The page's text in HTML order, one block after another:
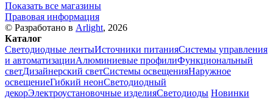
Показать все магазины
Правовая информация
© Разработано в Arlight, 2026
Каталог
Светодиодные лентыИсточники питанияСистемы управления
и автоматизацииАлюминиевые профилиФункциональный
светДизайнерский светСистемы освещенияНаружное
освещениеГибкий неонСветодиодный
декорЭлектроустановочные изделияСветодиоды Новинки